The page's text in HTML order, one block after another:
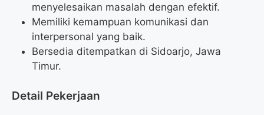
menyelesaikan masalah dengan efektif.
Memiliki kemampuan komunikasi dan
interpersonal yang baik.
Bersedia ditempatkan di Sidoarjo, Jawa
Timur.
Detail Pekerjaan